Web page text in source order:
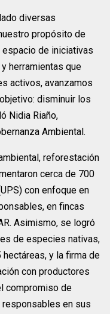
diversas
propósito de
de iniciativas
herramientas que
activos, avanzamos
disminuir los
Nidia Riaño,
Ambiental.
reforestación
cerca de 700
con enfoque en
en fincas
Asimismo, se logró
de especies nativas,
y la firma de
con productores
compromiso de
en sus